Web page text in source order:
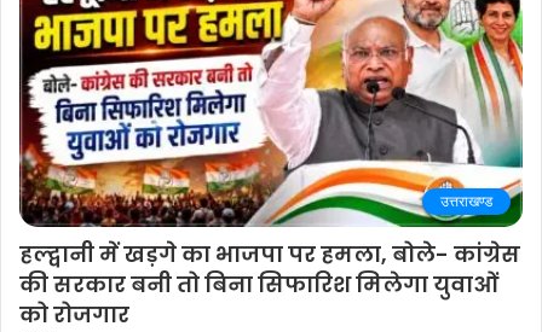
उत्तराखण्ड
हल्द्वानी में खड़गे का भाजपा पर हमला, बोले- कांग्रेस
की सरकार बनी तो बिना सिफारिश मिलेगा युवाओं
को रोजगार